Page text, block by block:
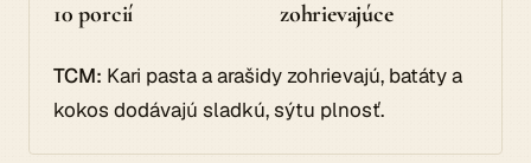
10 porcií zohrievajúce
TCM: Kari pasta a arašidy zohrievajú, batáty a
kokos dodávajú sladkú, sýtu plnosť.